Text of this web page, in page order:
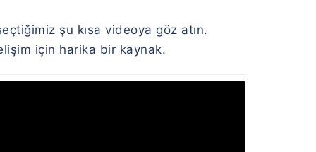
şu kısa videoya göz atın.
için harika bir kaynak.